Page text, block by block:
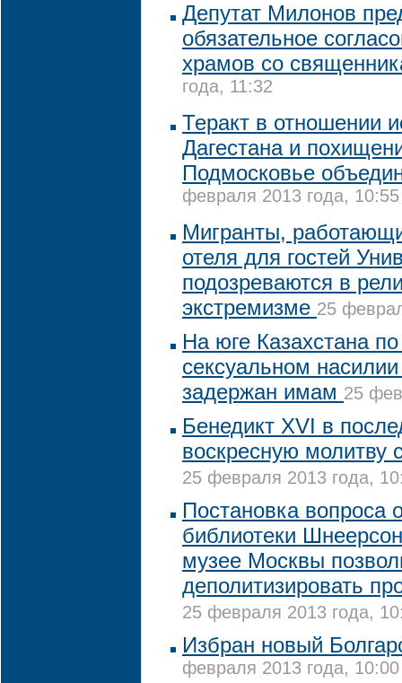
Депутат Милонов
обязательное
храмов со
года, 11:32
Теракт в отношении
Дагестана и
Подмосковье
февраля 2013 года, 10:55
Мигранты,
отеля для гостей
подозреваются в
экстремизме 25
На юге Казахстана
сексуальном
задержан имам 25
Бенедикт XVI в
воскресную молитву
25 февраля 2013 года,
Постановка вопроса
библиотеки
музее Москвы
деполитизировать
25 февраля 2013 года,
Избран новый
февраля 2013 года, 10:00